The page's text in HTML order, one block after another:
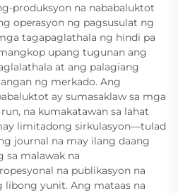
produksyon na nababaluktot
operasyon ng pagsusulat ng
tagapaglathala ng hindi pa
upang tugunan ang
at ang palagiang
ng merkado. Ang
ay sumasaklaw sa mga
na kumakatawan sa lahat
limitadong sirkulasyon—tulad
journal na may ilang daang
malawak na
na publikasyon na
libong yunit. Ang mataas na